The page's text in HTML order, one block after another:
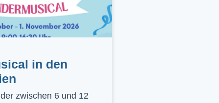
in den
zwischen 6 und 12